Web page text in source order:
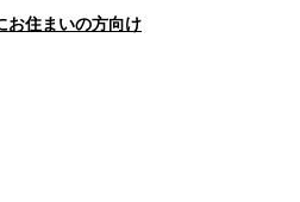
お住まいの方向け